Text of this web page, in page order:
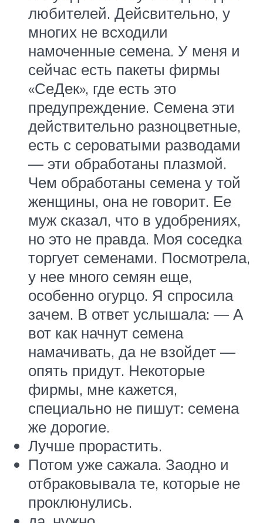
любителей. Дейсвительно, у
многих не всходили
намоченные семена. У меня и
сейчас есть пакеты фирмы
«СеДек», где есть это
предупреждение. Семена эти
действительно разноцветные,
есть с сероватыми разводами
— эти обработаны плазмой.
Чем обработаны семена у той
женщины, она не говорит. Ее
муж сказал, что в удобрениях,
но это не правда. Моя соседка
торгует семенами. Посмотрела,
у нее много семян еще,
особенно огурцо. Я спросила
зачем. В ответ услышала: — А
вот как начнут семена
намачивать, да не взойдет —
опять придут. Некоторые
фирмы, мне кажется,
специально не пишут: семена
же дорогие.​
​Лучше прорастить.​
​Потом уже сажала. Заодно и
отбраковывала те, которые не
проклюнулись.​